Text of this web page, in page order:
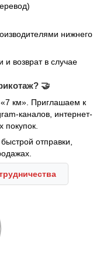
нижнего
и возврат в случае
🤝
км». Приглашаем к
каналов, интернет-
покупок.
отправки,